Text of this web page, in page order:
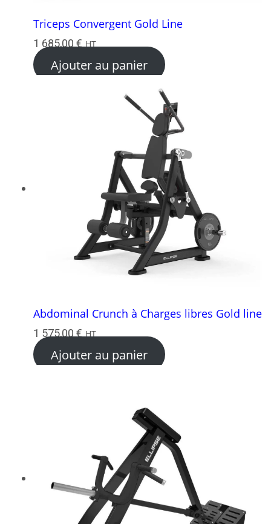
Triceps Convergent Gold Line
1 685,00 € HT
Ajouter au panier
Abdominal Crunch à Charges libres Gold line
1 575,00 € HT
Ajouter au panier